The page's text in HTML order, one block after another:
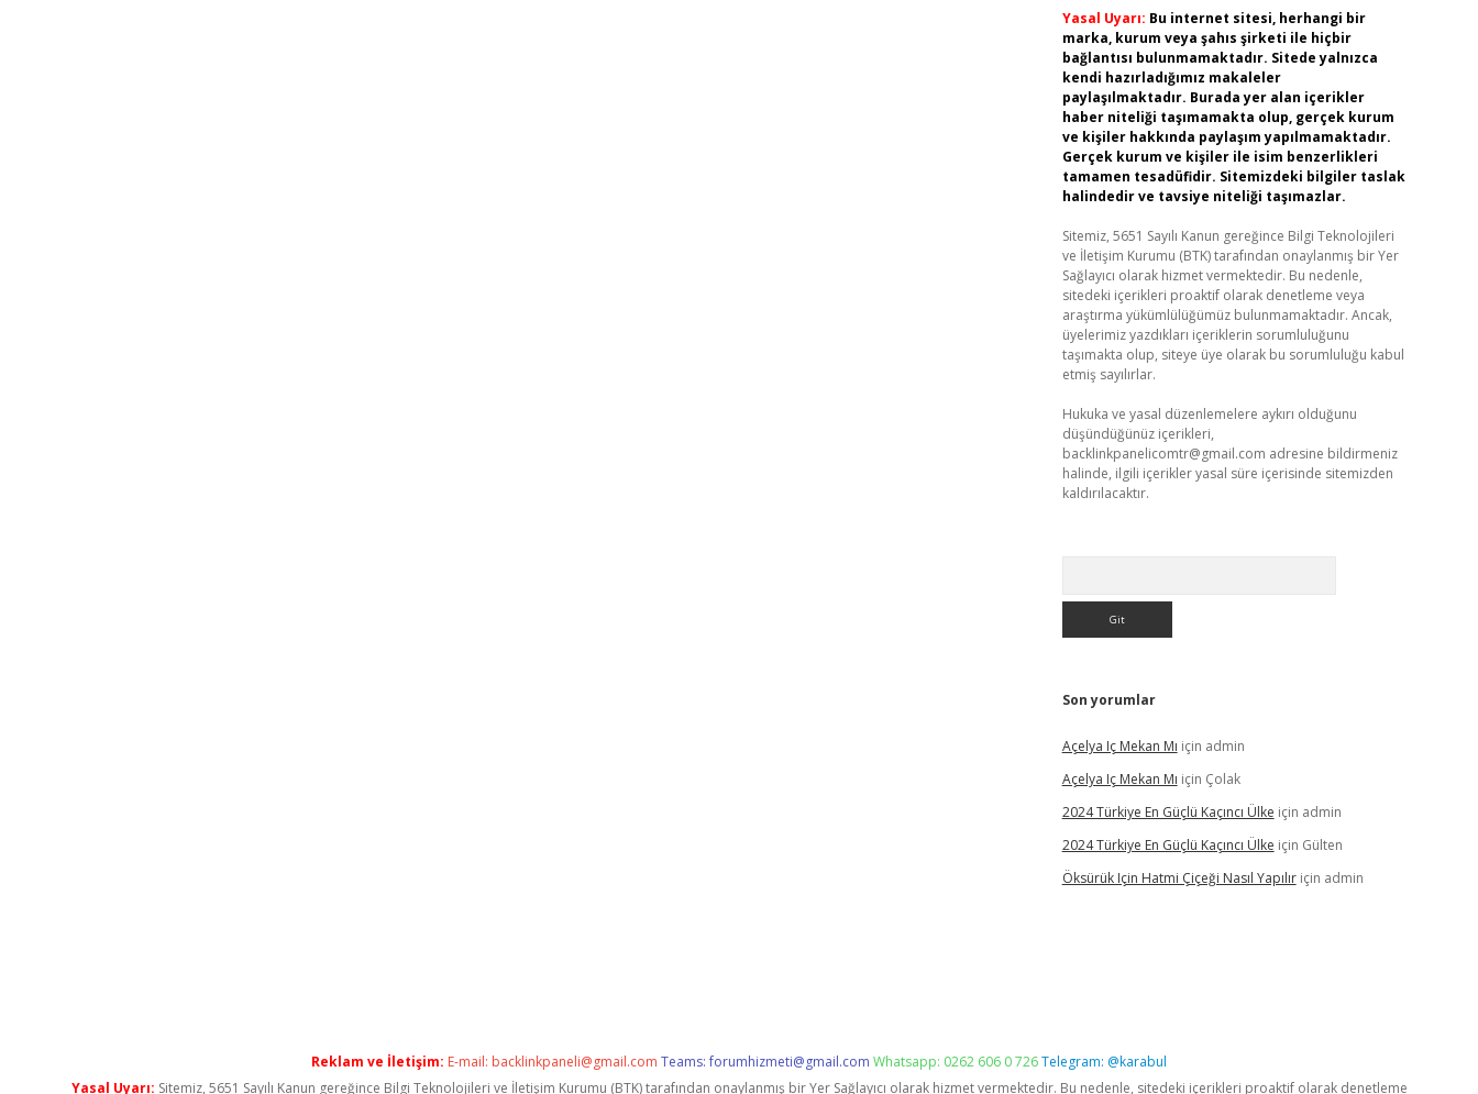
Yasal Uyarı: Bu internet sitesi, herhangi bir
marka, kurum veya şahıs şirketi ile hiçbir
bağlantısı bulunmamaktadır. Sitede yalnızca
kendi hazırladığımız makaleler
paylaşılmaktadır. Burada yer alan içerikler
haber niteliği taşımamakta olup, gerçek kurum
ve kişiler hakkında paylaşım yapılmamaktadır.
Gerçek kurum ve kişiler ile isim benzerlikleri
tamamen tesadüfidir. Sitemizdeki bilgiler taslak
halindedir ve tavsiye niteliği taşımazlar.
Sitemiz, 5651 Sayılı Kanun gereğince Bilgi Teknolojileri
ve İletişim Kurumu (BTK) tarafından onaylanmış bir Yer
Sağlayıcı olarak hizmet vermektedir. Bu nedenle,
sitedeki içerikleri proaktif olarak denetleme veya
araştırma yükümlülüğümüz bulunmamaktadır. Ancak,
üyelerimiz yazdıkları içeriklerin sorumluluğunu
taşımakta olup, siteye üye olarak bu sorumluluğu kabul
etmiş sayılırlar.
Hukuka ve yasal düzenlemelere aykırı olduğunu
düşündüğünüz içerikleri,
backlinkpanelicomtr@gmail.com adresine bildirmeniz
halinde, ilgili içerikler yasal süre içerisinde sitemizden
kaldırılacaktır.
Son yorumlar
Açelya Iç Mekan Mı için admin
Açelya Iç Mekan Mı için Çolak
2024 Türkiye En Güçlü Kaçıncı Ülke için admin
2024 Türkiye En Güçlü Kaçıncı Ülke için Gülten
Öksürük Için Hatmi Çiçeği Nasıl Yapılıriçin admin
Reklam ve İletişim: E-mail: backlinkpaneli@gmail.com Teams:forumhizmeti@gmail.com Whatsapp: 0262 606 0 726Telegram: @karabul
Yasal Uyarı: Sitemiz, 5651 Sayılı Kanun gereğince Bilgi Teknolojileri ve İletişim Kurumu (BTK) tarafından onaylanmış bir Yer Sağlayıcı olarak hizmet vermektedir. Bu nedenle, sitedeki içerikleri proaktif olarak denetleme